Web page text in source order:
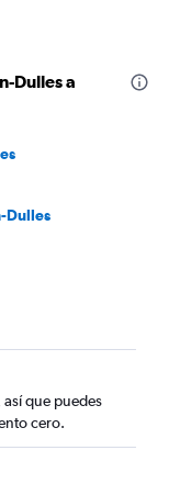
Dulles a
Dulles
que puedes
cero.